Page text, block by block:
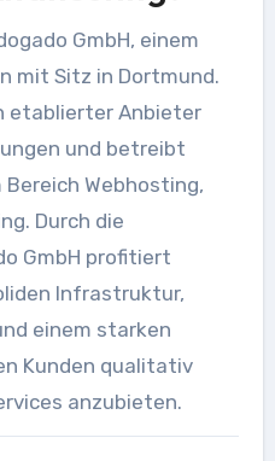
GmbH, einem
mit Sitz in Dortmund.
etablierter Anbieter
und betreibt
Webhosting,
Durch die
GmbH profitiert
Infrastruktur,
einem starken
Kunden qualitativ
anzubieten.